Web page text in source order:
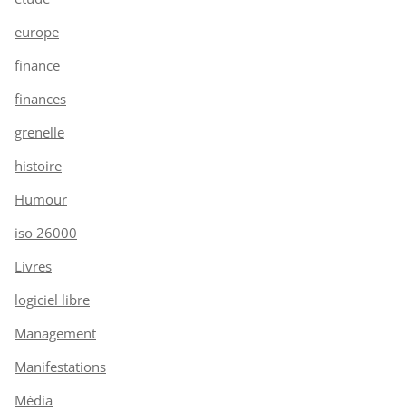
europe
finance
finances
grenelle
histoire
Humour
iso 26000
Livres
logiciel libre
Management
Manifestations
Média